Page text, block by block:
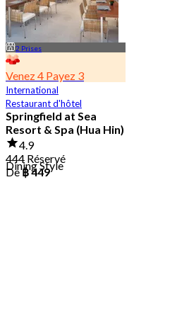
2 Prises
Venez 4 Payez 3
International
Restaurant d'hôtel
Springfield at Sea
Resort & Spa (Hua Hin)
4.9
444 Réservé
De฿ 449
Dining Style